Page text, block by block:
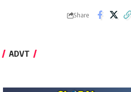
Share
ADVT